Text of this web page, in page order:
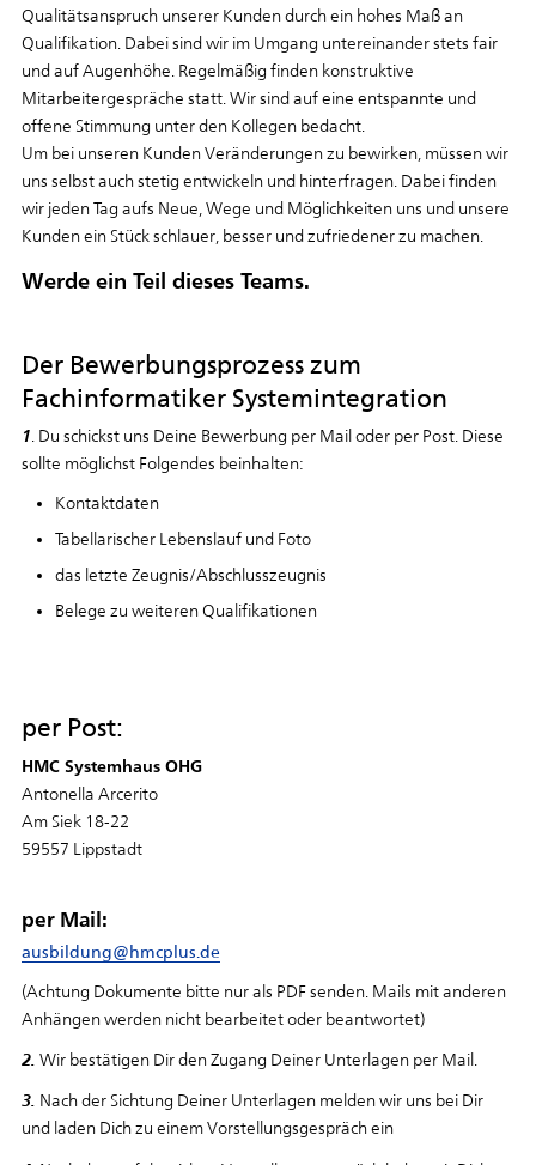
Qualitätsanspruch unserer Kunden durch ein hohes Maß an
Qualifikation. Dabei sind wir im Umgang untereinander stets fair
und auf Augenhöhe. Regelmäßig finden konstruktive
Mitarbeitergespräche statt. Wir sind auf eine entspannte und
offene Stimmung unter den Kollegen bedacht.
Um bei unseren Kunden Veränderungen zu bewirken, müssen wir
uns selbst auch stetig entwickeln und hinterfragen. Dabei finden
wir jeden Tag aufs Neue, Wege und Möglichkeiten uns und unsere
Kunden ein Stück schlauer, besser und zufriedener zu machen.
Werde ein Teil dieses Teams.
Der Bewerbungsprozess zum
Fachinformatiker Systemintegration
1 . Du schickst uns Deine Bewerbung per Mail oder per Post. Diese
sollte möglichst Folgendes beinhalten:
Kontaktdaten
Tabellarischer Lebenslauf und Foto
das letzte Zeugnis/Abschlusszeugnis
Belege zu weiteren Qualifikationen
per Post:
HMC Systemhaus OHG
Antonella Arcerito
Am Siek 18-22
59557 Lippstadt
per Mail:
ausbildung@hmcplus.de
(Achtung Dokumente bitte nur als PDF senden. Mails mit anderen
Anhängen werden nicht bearbeitet oder beantwortet)
2. Wir bestätigen Dir den Zugang Deiner Unterlagen per Mail.
3. Nach der Sichtung Deiner Unterlagen melden wir uns bei Dir
und laden Dich zu einem Vorstellungsgespräch ein